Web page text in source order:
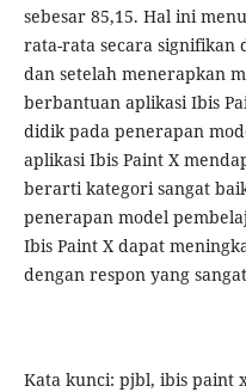
sebesar 85,15. Hal ini
rata-rata secara signifikan
dan setelah menerapkan
berbantuan aplikasi Ibis
didik pada penerapan
aplikasi Ibis Paint X
berarti kategori sangat
penerapan model
Ibis Paint X dapat
dengan respon yang
Kata kunci: pjbl, ibis paint